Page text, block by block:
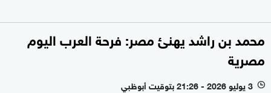
محمد بن راشد يهنئ مصر: فرحة العرب اليوم
مصرية
l 3 يوليو 2026 - 21:26 بتوقيت أبوظبي